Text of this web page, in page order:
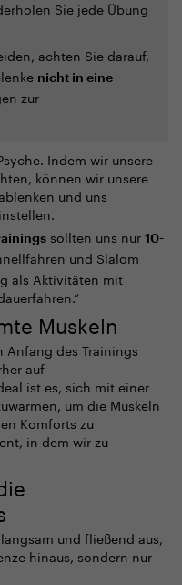
Sie jede Übung
achten Sie darauf,
nicht in eine
zur
Indem wir unsere
können wir unsere
und uns
sollten uns nur 10-
und Slalom
als Aktivitäten mit
Muskeln
des Trainings
auf
ist es, sich mit einer
um die Muskeln
Komforts zu
in dem wir zu
und fließend aus,
hinaus, sondern nur